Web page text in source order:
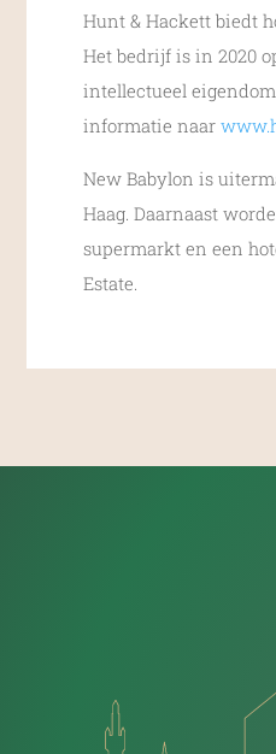
Hunt & Hackett biedt
Het bedrijf is in 2020
intellectueel
informatie naar
New Babylon is
Haag. Daarnaast
supermarkt en een
Estate.